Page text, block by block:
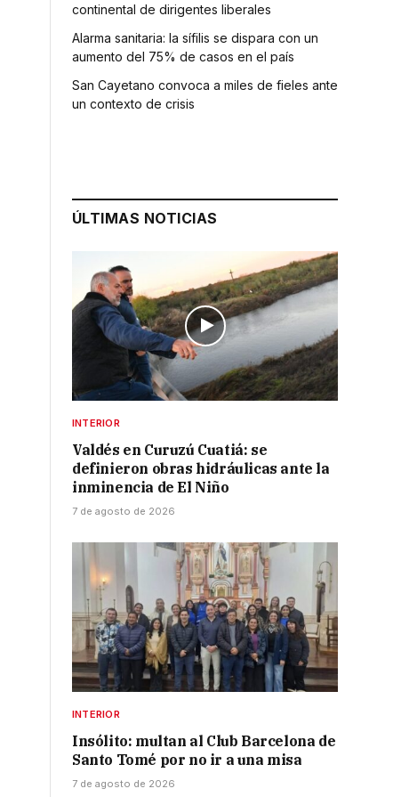
continental de dirigentes liberales
Alarma sanitaria: la sífilis se dispara con un
aumento del 75% de casos en el país
San Cayetano convoca a miles de fieles ante
un contexto de crisis
ÚLTIMAS NOTICIAS
INTERIOR
Valdés en Curuzú Cuatiá: se
definieron obras hidráulicas ante la
inminencia de El Niño
7 de agosto de 2026
INTERIOR
Insólito: multan al Club Barcelona de
Santo Tomé por no ir a una misa
7 de agosto de 2026